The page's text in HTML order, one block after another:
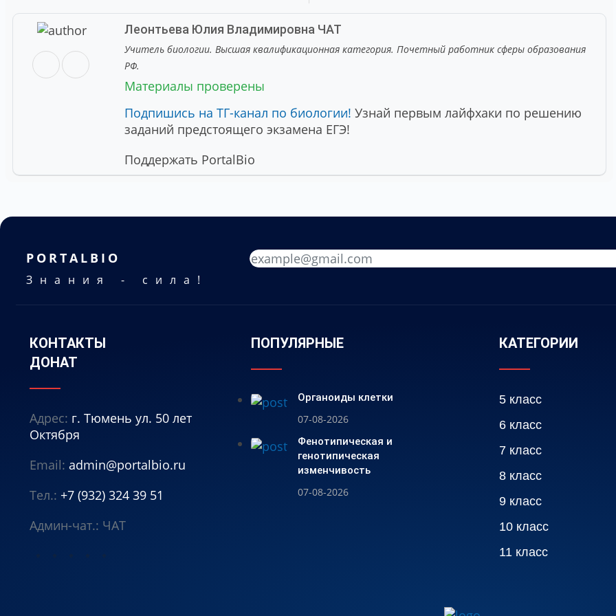
Леонтьева Юлия Владимировна ЧАТ
Учитель биологии. Высшая квалификационная категория. Почетный работник сферы образования
РФ.
Материалы проверены
Подпишись на ТГ-канал по биологии! Узнай первым лайфхаки по решению
заданий предстоящего экзамена ЕГЭ!
Поддержать PortalBio
PORTALBIO
Знания - сила!
КОНТАКТЫ
ДОНАТ
Адрес: г. Тюмень ул. 50 лет
Октября
Email: admin@portalbio.ru
Тел.: +7 (932) 324 39 51
Админ-чат.: ЧАТ
⭐ ⭐ ⭐ ⭐ ⭐
ПОПУЛЯРНЫЕ
Органоиды клетки
07-08-2026
Фенотипическая и
генотипическая
изменчивость
07-08-2026
КАТЕГОРИИ
5 класс
6 класс
7 класс
8 класс
9 класс
10 класс
11 класс